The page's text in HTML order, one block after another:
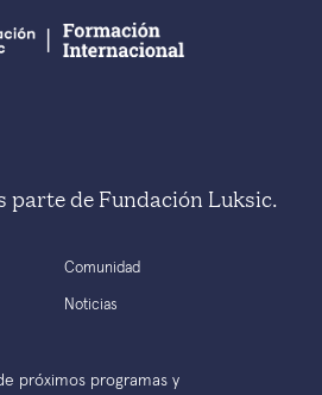
parte de Fundación Luksic.
Comunidad
Noticias
próximos programas y